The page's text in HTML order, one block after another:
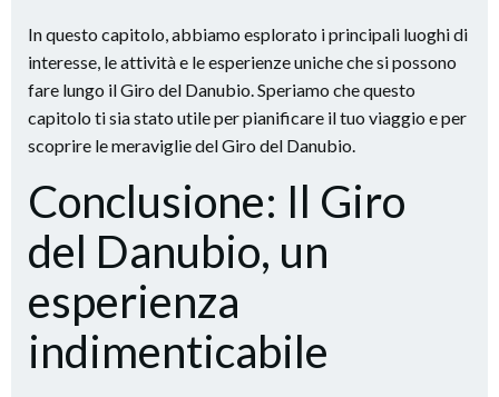
In questo capitolo, abbiamo esplorato i principali luoghi di
interesse, le attività e le esperienze uniche che si possono
fare lungo il Giro del Danubio. Speriamo che questo
capitolo ti sia stato utile per pianificare il tuo viaggio e per
scoprire le meraviglie del Giro del Danubio.
Conclusione: Il Giro
del Danubio, un
esperienza
indimenticabile